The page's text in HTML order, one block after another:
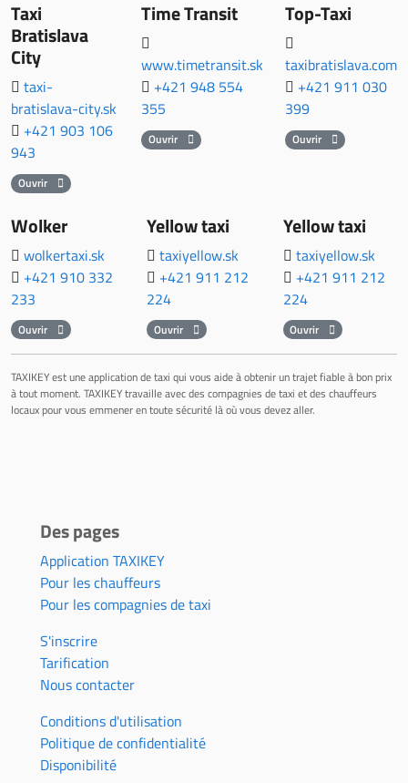
Taxi
Bratislava
City
taxi-
bratislava-city.sk
+421 903 106
943
Ouvrir
Time Transit
www.timetransit.sk
+421 948 554
355
Ouvrir
Top-Taxi
taxibratislava.com
+421 911 030
399
Ouvrir
Wolker
wolkertaxi.sk
+421 910 332
233
Ouvrir
Yellow taxi
taxiyellow.sk
+421 911 212
224
Ouvrir
Yellow taxi
taxiyellow.sk
+421 911 212
224
Ouvrir
TAXIKEY est une application de taxi qui vous aide à obtenir un trajet fiable à bon prix
à tout moment. TAXIKEY travaille avec des compagnies de taxi et des chauffeurs
locaux pour vous emmener en toute sécurité là où vous devez aller.
Des pages
Application TAXIKEY
Pour les chauffeurs
Pour les compagnies de taxi
S'inscrire
Tarification
Nous contacter
Conditions d'utilisation
Politique de confidentialité
Disponibilité